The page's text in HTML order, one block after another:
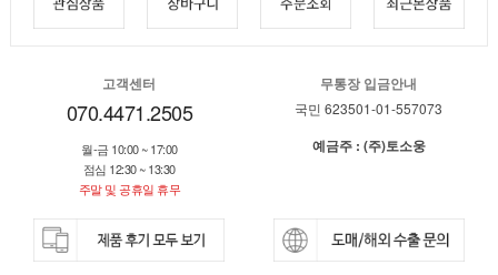
고객센터
070.4471.2505
월-금 10:00 ~ 17:00
점심 12:30 ~ 13:30
주말 및 공휴일 휴무
무통장 입금안내
국민 623501-01-557073
예금주 : (주)토소웅